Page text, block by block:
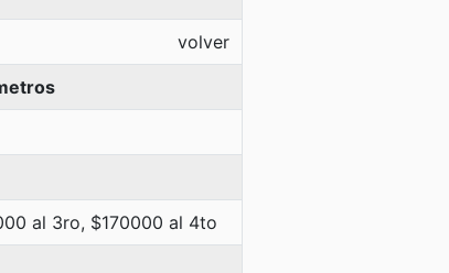
volver
al 3ro, $170000 al 4to